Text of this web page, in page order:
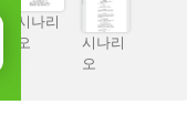
시나리
오
시나리
오
무제한 프로젝트
모든 장치에서 전